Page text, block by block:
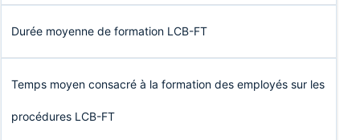
Durée moyenne de formation LCB-FT
Temps moyen consacré à la formation des employés sur les
procédures LCB-FT